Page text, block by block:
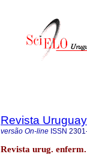
Revista
versão On-line ISSN
Revista urug.